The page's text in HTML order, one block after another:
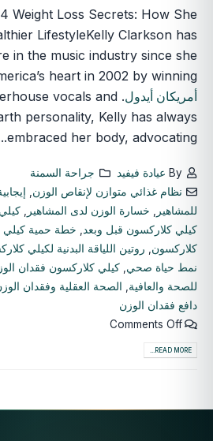
Weight Loss Secrets: How She
LifestyleKelly Clarkson has
in the music industry since she
heart in 2002 by winning
أمريكان أيدول vocals and
personality, Kelly has always
embraced her body, advocating...
By عيادة فيفيد
جراحة السمنة
نظام غذائي متوازن لإنقاص الوزن
للمشاهير
خسارة الوزن لدى المشاهير كيلي
كيلي كلاركسون قبل وبعد
خطة حمية كيلي
كلاركسون
روتين اللياقة البدنية لكيلي
نمط حياة صحي كيلي كلاركسون فقدان
للصحة والعافية
الصحة العقلية وفقدان
دافع فقدان الوزن
Comments Off
READ MORE...